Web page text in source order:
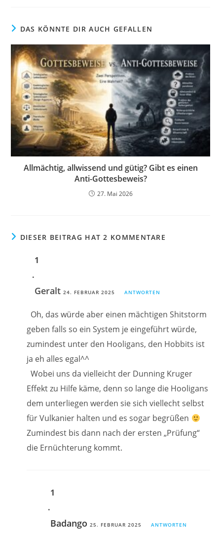
DAS KÖNNTE DIR AUCH GEFALLEN
Allmächtig, allwissend und gütig? Gibt es einen
Anti-Gottesbeweis?
27. Mai 2026
DIESER BEITRAG HAT 2 KOMMENTARE
Geralt24. FEBRUAR 2025 ANTWORTEN
Oh, das würde aber einen mächtigen Shitstorm
geben falls so ein System je eingeführt würde,
zumindest unter den Hooligans, den Hobbits ist
ja eh alles egal^^
Wobei uns da vielleicht der Dunning Kruger
Effekt zu Hilfe käme, denn so lange die Hooligans
dem unterliegen werden sie sich viellecht selbst
für Vulkanier halten und es sogar begrüßen
Zumindest bis dann nach der ersten „Prüfung“
die Ernüchterung kommt.
Badango 25. FEBRUAR 2025 ANTWORTEN